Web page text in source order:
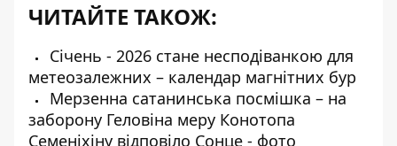
ЧИТАЙТЕ ТАКОЖ:
Січень - 2026 стане несподіванкою для
метеозалежних – календар магнітних бур
Мерзенна сатанинська посмішка – на
заборону Геловіна меру Конотопа
Семеніхіну відповіло Сонце - фото